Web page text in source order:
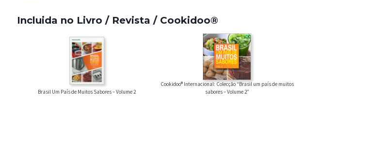
Incluida no Livro / Revista / Cookidoo®
Brasil Um País de Muitos Sabores – Volume 2
Cookidoo® Internacional: Colecção “Brasil um país de muitos
sabores – Volume 2”